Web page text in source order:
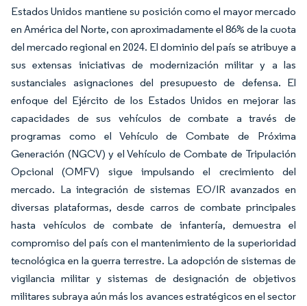
Estados Unidos mantiene su posición como el mayor mercado
en América del Norte, con aproximadamente el 86% de la cuota
del mercado regional en 2024. El dominio del país se atribuye a
sus extensas iniciativas de modernización militar y a las
sustanciales asignaciones del presupuesto de defensa. El
enfoque del Ejército de los Estados Unidos en mejorar las
capacidades de sus vehículos de combate a través de
programas como el Vehículo de Combate de Próxima
Generación (NGCV) y el Vehículo de Combate de Tripulación
Opcional (OMFV) sigue impulsando el crecimiento del
mercado. La integración de sistemas EO/IR avanzados en
diversas plataformas, desde carros de combate principales
hasta vehículos de combate de infantería, demuestra el
compromiso del país con el mantenimiento de la superioridad
tecnológica en la guerra terrestre. La adopción de sistemas de
vigilancia militar y sistemas de designación de objetivos
militares subraya aún más los avances estratégicos en el sector